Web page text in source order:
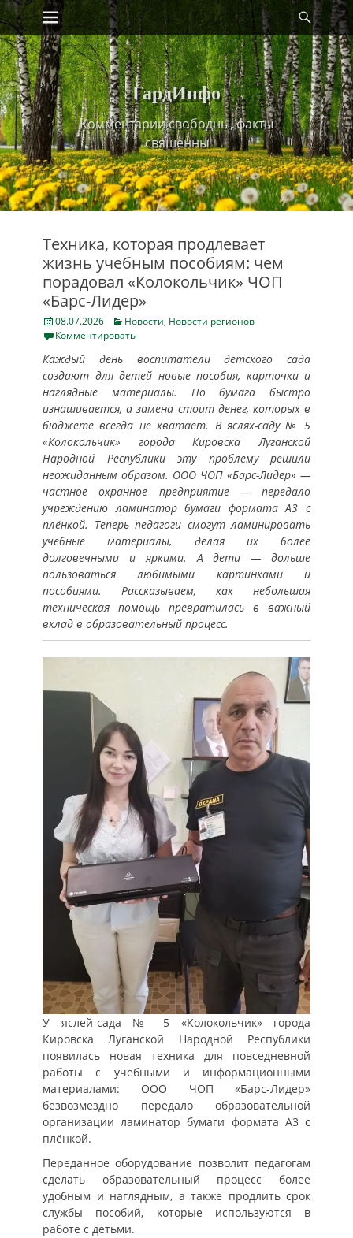
Skip
to
content
Primary Menu
ГардИнфо
Комментарии свободны, факты
священны
Техника, которая продлевает
жизнь учебным пособиям: чем
порадовал «Колокольчик» ЧОП
«Барс-Лидер»
Posted
on
08.07.2026 Categories
Новости, Новости регионов
Комментировать
Каждый день воспитатели детского сада
создают для детей новые пособия, карточки и
наглядные материалы. Но бумага быстро
изнашивается, а замена стоит денег, которых в
бюджете всегда не хватает. В яслях-саду № 5
«Колокольчик» города Кировска Луганской
Народной Республики эту проблему решили
неожиданным образом. ООО ЧОП «Барс-Лидер» —
частное охранное предприятие — передало
учреждению ламинатор бумаги формата А3 с
плёнкой. Теперь педагоги смогут ламинировать
учебные материалы, делая их более
долговечными и яркими. А дети — дольше
пользоваться любимыми картинками и
пособиями. Рассказываем, как небольшая
техническая помощь превратилась в важный
вклад в образовательный процесс.
У яслей-сада № 5 «Колокольчик» города
Кировска Луганской Народной Республики
появилась новая техника для повседневной
работы с учебными и информационными
материалами: ООО ЧОП «Барс-Лидер»
безвозмездно передало образовательной
организации ламинатор бумаги формата А3 с
плёнкой.
Переданное оборудование позволит педагогам
сделать образовательный процесс более
удобным и наглядным, а также продлить срок
службы пособий, которые используются в
работе с детьми.